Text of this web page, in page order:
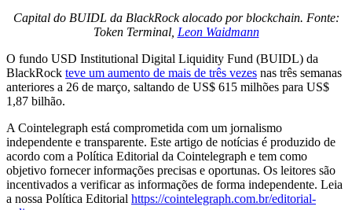
Capital do BUIDL da BlackRock alocado por blockchain. Fonte:
Token Terminal, Leon Waidmann
O fundo USD Institutional Digital Liquidity Fund (BUIDL) da
BlackRock teve um aumento de mais de três vezes nas três semanas
anteriores a 26 de março, saltando de US$ 615 milhões para US$
1,87 bilhão.
A Cointelegraph está comprometida com um jornalismo
independente e transparente. Este artigo de notícias é produzido de
acordo com a Política Editorial da Cointelegraph e tem como
objetivo fornecer informações precisas e oportunas. Os leitores são
incentivados a verificar as informações de forma independente. Leia
a nossa Política Editorial https://cointelegraph.com.br/editorial-